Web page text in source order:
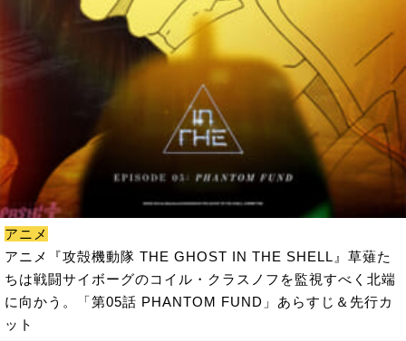
アニメ
アニメ『攻殻機動隊 THE GHOST IN THE SHELL』草薙た
ちは戦闘サイボーグのコイル・クラスノフを監視すべく北端
に向かう。「第05話 PHANTOM FUND」あらすじ＆先行カ
ット